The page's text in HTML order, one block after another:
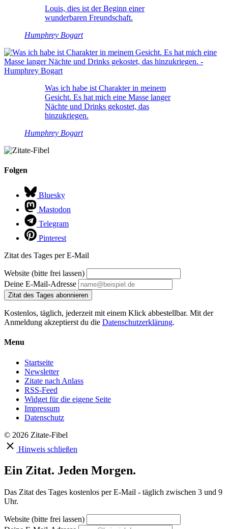
Louis, dies ist der Beginn einer
wunderbaren Freundschaft.
Humphrey Bogart
Was ich habe ist Charakter in meinem
Gesicht. Es hat mich eine Masse langer
Nächte und Drinks gekostet, das
hinzukriegen.
Humphrey Bogart
Folgen
Bluesky
Mastodon
Telegram
Pinterest
Zitat des Tages per E-Mail
Website (bitte frei lassen)
Deine E-Mail-Adresse
Zitat des Tages abonnieren
Kostenlos, täglich, jederzeit mit einem Klick abbestellbar. Mit der
Anmeldung akzeptierst du die Datenschutzerklärung.
Menu
Startseite
Newsletter
Zitate nach Anlass
RSS-Feed
Widget für die eigene Seite
Impressum
Datenschutz
© 2026 Zitate-Fibel
Hinweis schließen
Ein Zitat. Jeden Morgen.
Das Zitat des Tages kostenlos per E-Mail - täglich zwischen 3 und 9
Uhr.
Website (bitte frei lassen)